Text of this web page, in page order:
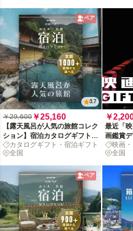
ペア
3.7
￥29,600 ￥25,160
【露天風呂が人気の旅館コレク
ション】宿泊カタログギフト:
掲載数1,000+施設〜
カタログギフト・宿泊ギフト
全国
￥
最近「
画鑑賞
没入体
映画
全国
ペア